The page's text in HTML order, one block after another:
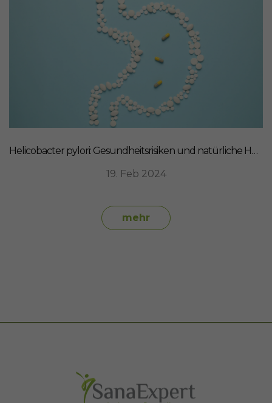
Helicobacter pylori: Gesundheitsrisiken und natürliche Heilmittel
19. Feb 2024
mehr